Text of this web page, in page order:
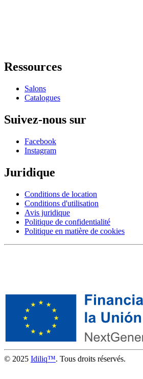
Ressources
Salons
Catalogues
Suivez-nous sur
Facebook
Instagram
Juridique
Conditions de location
Conditions d'utilisation
Avis juridique
Politique de confidentialité
Politique en matière de cookies
© 2025 Idiliq™. Tous droits réservés.